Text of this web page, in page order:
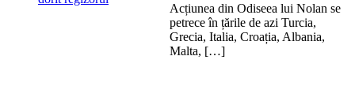
Acțiunea din Odiseea lui Nolan se
petrece în țările de azi Turcia,
Grecia, Italia, Croația, Albania,
Malta, […]